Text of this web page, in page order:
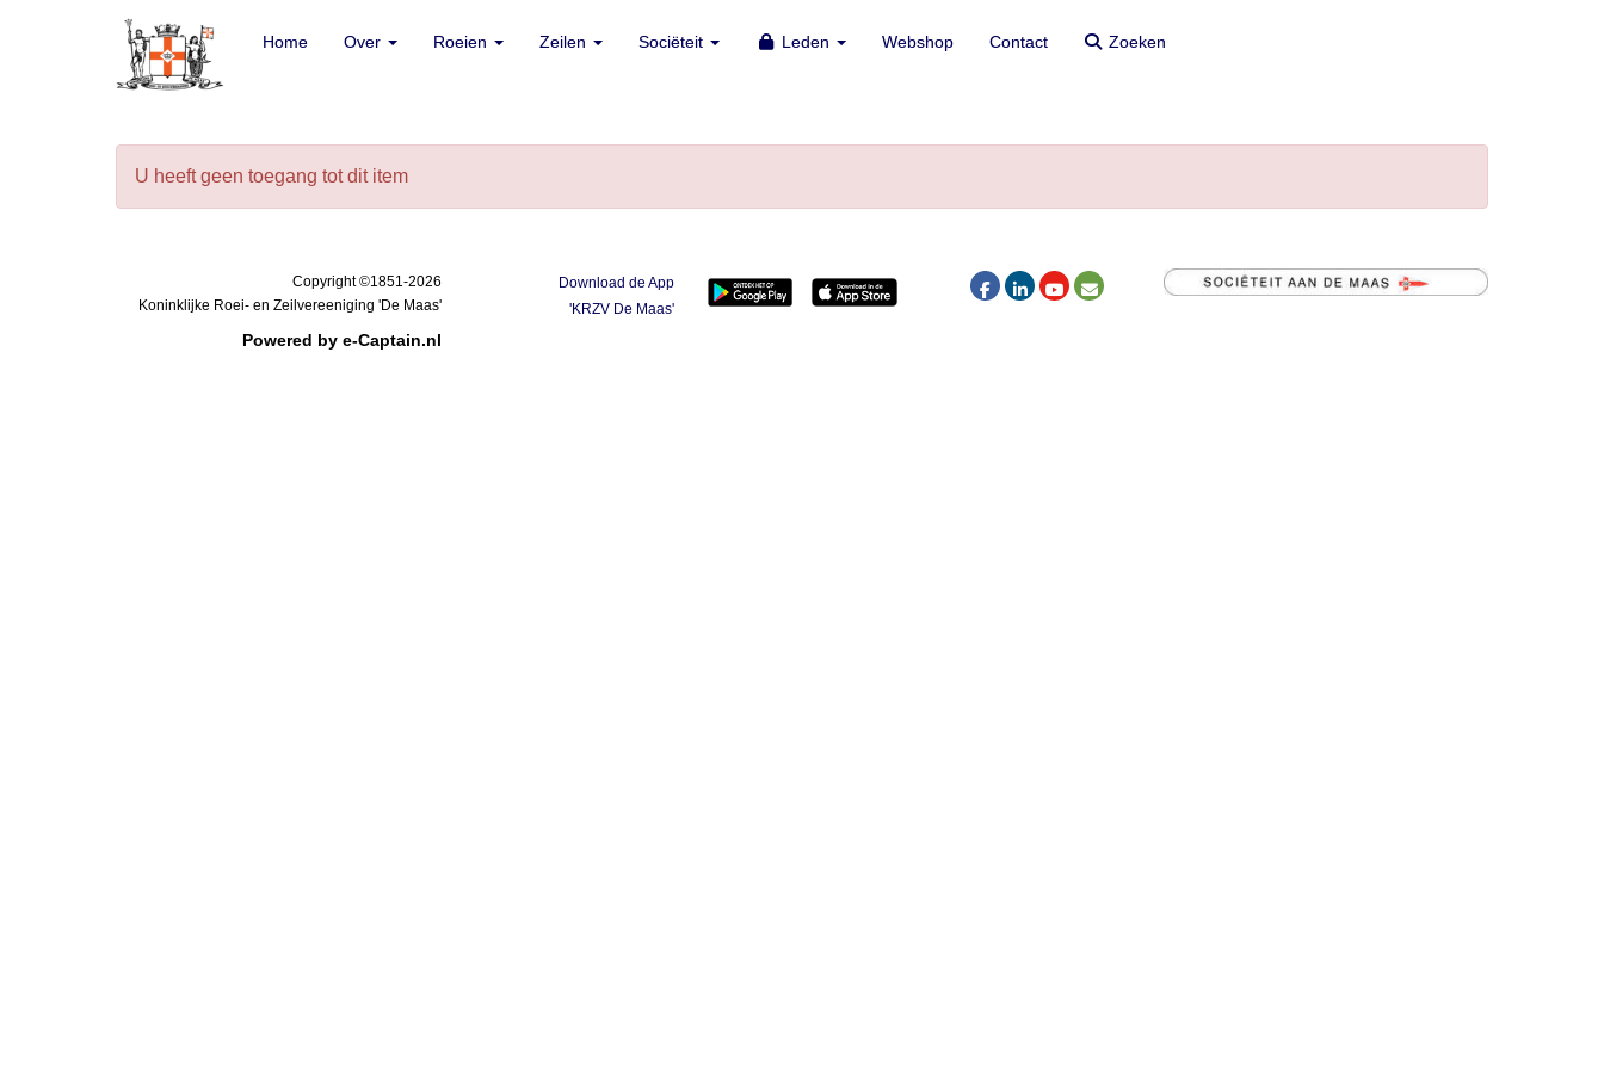
Home Over Roeien Zeilen Sociëteit Leden Webshop Contact Zoeken
Home Over Roeien Zeilen Sociëteit Leden Webshop Contact Zoeken
U heeft geen toegang tot dit item
Copyright ©1851-2026
Koninklijke Roei- en Zeilvereeniging 'De Maas'
Powered by e-Captain.nl
Download de App
'KRZV De Maas'